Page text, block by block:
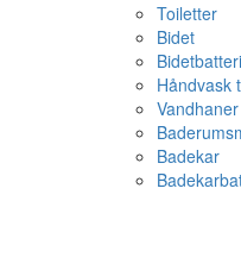
Toiletter
Bidet
Håndvask
Badekar